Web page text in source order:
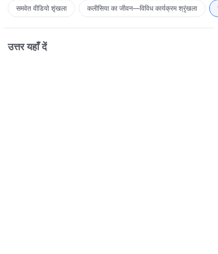
समवेत वीडियो शृंखला कलीसिया का जीवन—विविध कार्यक्रम श्रृंखला
उत्तर यहाँ दें